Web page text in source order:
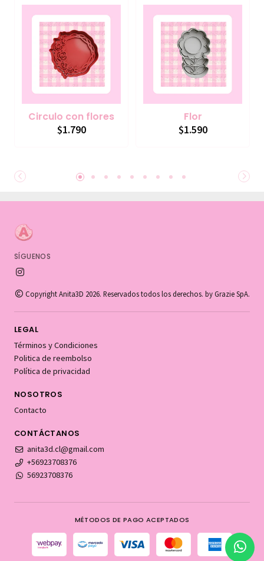
Circulo con flores
$1.790
Flor
$1.590
SÍGUENOS
Copyright Anita3D 2026. Reservados todos los derechos. by Grazie SpA.
LEGAL
Términos y Condiciones
Politica de reembolso
Política de privacidad
NOSOTROS
Contacto
CONTÁCTANOS
anita3d.cl@gmail.com
+56923708376
56923708376
MÉTODOS DE PAGO ACEPTADOS